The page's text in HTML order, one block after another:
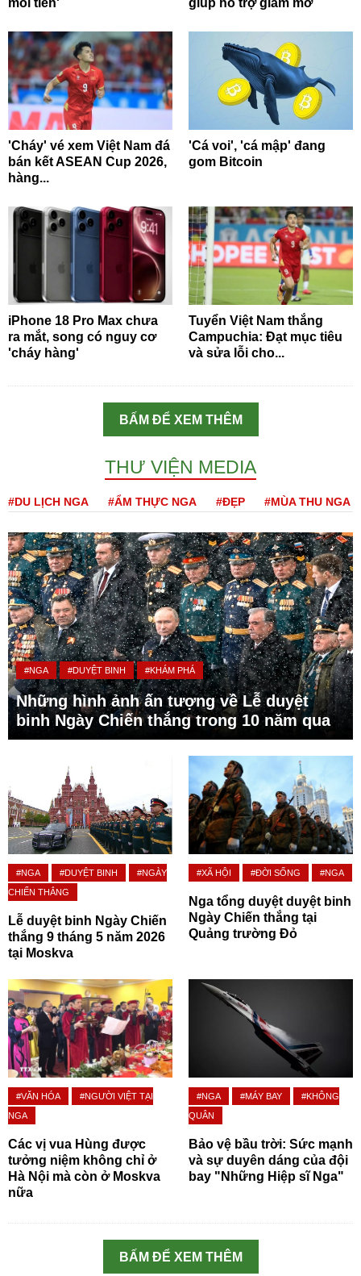
moi tiền' giúp hỗ trợ giảm mỡ
'Cháy' vé xem Việt Nam đá
bán kết ASEAN Cup 2026,
hàng...
'Cá voi', 'cá mập' đang
gom Bitcoin
iPhone 18 Pro Max chưa
ra mắt, song có nguy cơ
'cháy hàng'
Tuyển Việt Nam thắng
Campuchia: Đạt mục tiêu
và sửa lỗi cho...
BẤM ĐỂ XEM THÊM
THƯ VIỆN MEDIA
#DU LỊCH NGA #ẨM THỰC NGA #ĐẸP #MÙA THU NGA
#NGA #DUYỆT BINH #KHÁM PHÁ
Những hình ảnh ấn tượng về Lễ duyệt
binh Ngày Chiến thắng trong 10 năm qua
#NGA #DUYỆT BINH
#NGÀY
CHIẾN THẮNG
Lễ duyệt binh Ngày Chiến
thắng 9 tháng 5 năm 2026
tại Moskva
#XÃ HỘI #ĐỜI SỐNG #NGA
Nga tổng duyệt duyệt binh
Ngày Chiến thắng tại
Quảng trường Đỏ
#VĂN HÓA
#NGƯỜI VIỆT TẠI
NGA
Các vị vua Hùng được
tưởng niệm không chỉ ở
Hà Nội mà còn ở Moskva
nữa
#NGA #MÁY BAY
#KHÔNG
QUÂN
Bảo vệ bầu trời: Sức mạnh
và sự duyên dáng của đội
bay "Những Hiệp sĩ Nga"
BẤM ĐỂ XEM THÊM